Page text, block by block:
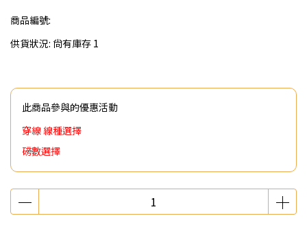
商品編號:
供貨狀況: 尚有庫存 1
此商品參與的優惠活動
穿線 線種選擇
磅數選擇